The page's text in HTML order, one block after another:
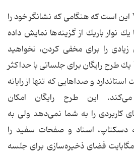
قابلیت مناسب در WebEx این است كه هنگامی كه نشانگر خود را
نوار باریك از گزینه‌ها نمایش داده
زیادی را برای مخفی كردن، نخواهید
داشت. همچنین WebEx یك طرح رایگان برای جلساتی با حداكثر
و صداهایی كه تنها از رایانه
این طرح رایگان امكان
كاربردی را به شما نمی‌دهد ولی به
اسناد و صفحات سفید را
به‌اشتراك بگذارید و 250 مگابایت فضای ذخیره‌سازی برای جلسه